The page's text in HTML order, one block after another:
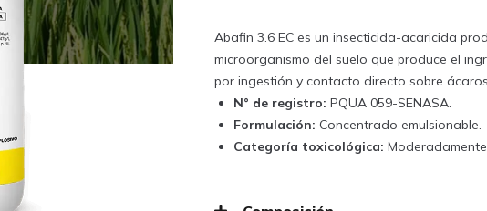
Abafin 3.6 EC es un insecticida-acaricida
microorganismo del suelo que produce el
por ingestión y contacto directo sobre
N° de registro: PQUA 059-SENASA.
Formulación: Concentrado emulsionable.
Categoría toxicológica: